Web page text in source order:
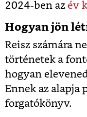
2024-ben az év
Hogyan jön
Reisz számára
történetek a
hogyan
Ennek az alapja
forgatókönyv.